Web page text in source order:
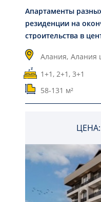
Апартаменты
резиденции на
строительства в
Алания, Алания
1+1, 2+1, 3+1
58-131 м²
ЦЕНА: